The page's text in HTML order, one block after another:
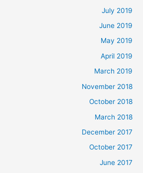
July 2019
June 2019
May 2019
April 2019
March 2019
November 2018
October 2018
March 2018
December 2017
October 2017
June 2017